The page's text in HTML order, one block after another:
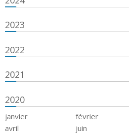
2023
2022
2021
2020
janvier février
avril
juin